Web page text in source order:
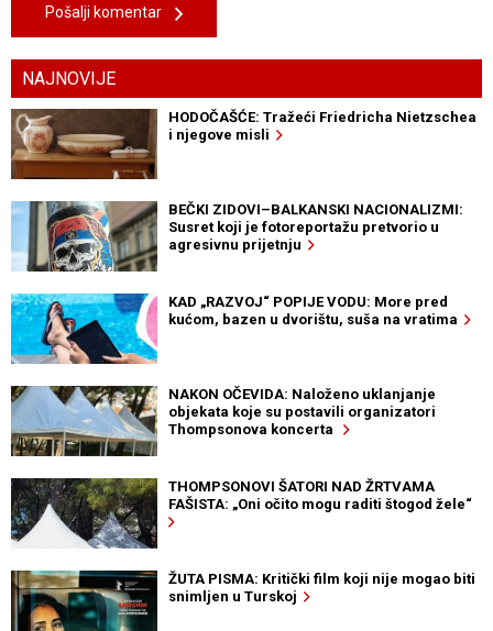
Pošalji komentar
NAJNOVIJE
HODOČAŠĆE: Tražeći Friedricha Nietzschea
i njegove misli
BEČKI ZIDOVI–BALKANSKI NACIONALIZMI:
Susret koji je fotoreportažu pretvorio u
agresivnu prijetnju
KAD „RAZVOJ“ POPIJE VODU: More pred
kućom, bazen u dvorištu, suša na vratima
NAKON OČEVIDA: Naloženo uklanjanje
objekata koje su postavili organizatori
Thompsonova koncerta
THOMPSONOVI ŠATORI NAD ŽRTVAMA
FAŠISTA: „Oni očito mogu raditi štogod žele“
ŽUTA PISMA: Kritički film koji nije mogao biti
snimljen u Turskoj